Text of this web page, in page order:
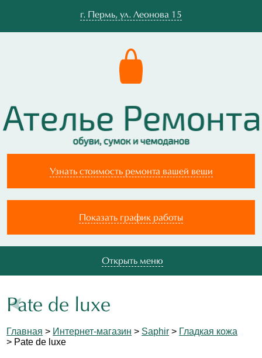
г. Пермь, ул. Леонова 15
Узнать стоимость ремонта вашей вещи
Показать график работы
Открыть меню
Pate de luxe
Главная > Интернет-магазин > Saphir > Гладкая кожа
> Pate de luxe